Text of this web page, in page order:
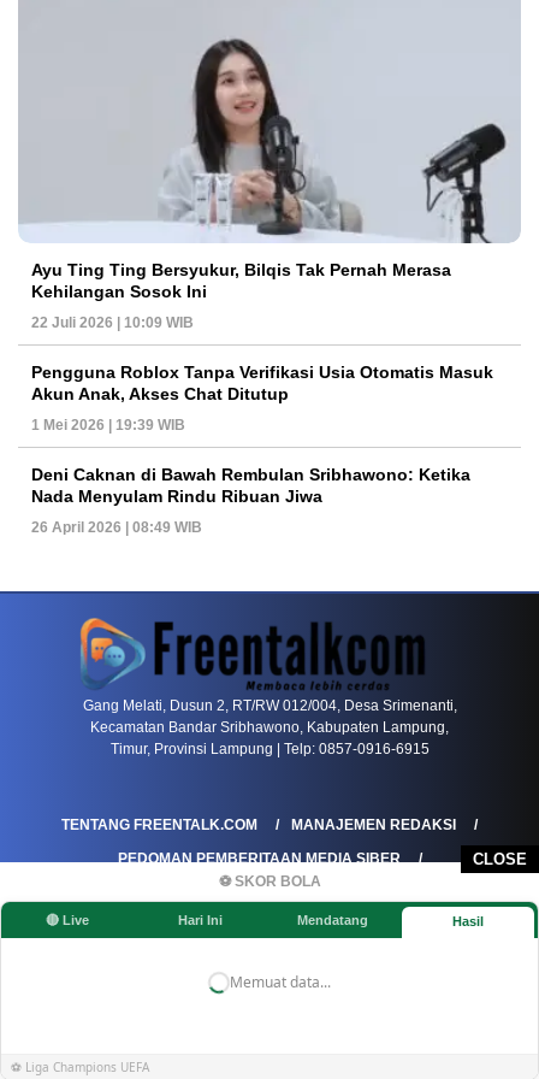
CLOSE
⚽ SKOR BOLA
🔴 Live Hari Ini Mendatang Hasil
Memuat data...
⚽ Liga Champions UEFA
Ayu Ting Ting Bersyukur, Bilqis Tak Pernah Merasa
Kehilangan Sosok Ini
22 Juli 2026 | 10:09 WIB
Pengguna Roblox Tanpa Verifikasi Usia Otomatis Masuk
Akun Anak, Akses Chat Ditutup
1 Mei 2026 | 19:39 WIB
Deni Caknan di Bawah Rembulan Sribhawono: Ketika
Nada Menyulam Rindu Ribuan Jiwa
26 April 2026 | 08:49 WIB
Gang Melati, Dusun 2, RT/RW 012/004, Desa Srimenanti,
Kecamatan Bandar Sribhawono, Kabupaten Lampung,
Timur, Provinsi Lampung | Telp: 0857-0916-6915
TENTANG FREENTALK.COM
MANAJEMEN REDAKSI
PEDOMAN PEMBERITAAN MEDIA SIBER
PEDOMAN PEMBERITAAN RAMAH ANAK
KOREKSI & KLARIFIKASI
KEBIJAKAN IKLAN / ADVERTORIAL